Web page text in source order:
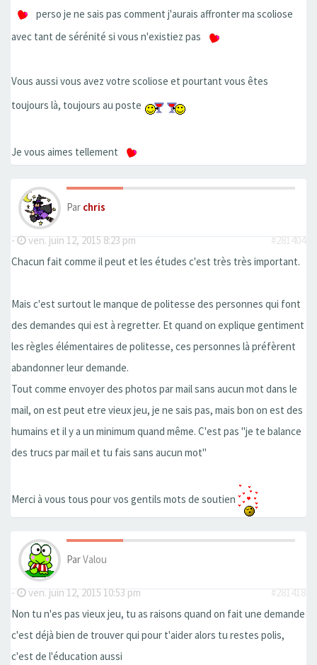
perso je ne sais pas comment j'aurais affronter ma scoliose
avec tant de sérénité si vous n'existiez pas
Vous aussi vous avez votre scoliose et pourtant vous êtes
toujours là, toujours au poste
Je vous aimes tellement
Par chris
- ven. juin 12, 2015 8:23 pm
#281404
Chacun fait comme il peut et les études c'est très très important.
Mais c'est surtout le manque de politesse des personnes qui font
des demandes qui est à regretter. Et quand on explique gentiment
les règles élémentaires de politesse, ces personnes là préfèrent
abandonner leur demande.
Tout comme envoyer des photos par mail sans aucun mot dans le
mail, on est peut etre vieux jeu, je ne sais pas, mais bon on est des
humains et il y a un minimum quand même. C'est pas ''je te balance
des trucs par mail et tu fais sans aucun mot''
Merci à vous tous pour vos gentils mots de soutien
ParValou
- ven. juin 12, 2015 10:53 pm
#281418
Non tu n'es pas vieux jeu, tu as raisons quand on fait une demande
c'est déjà bien de trouver qui pour t'aider alors tu restes polis,
c'est de l'éducation aussi